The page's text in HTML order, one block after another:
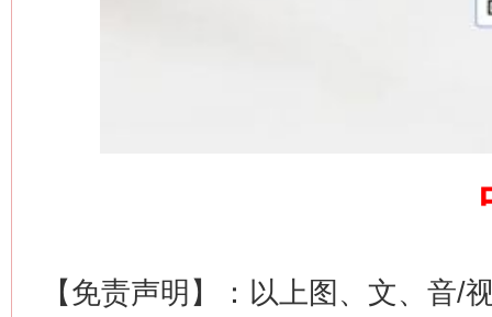
【免责声明】：以上图、文、音/
这是一记警钟！ 谢